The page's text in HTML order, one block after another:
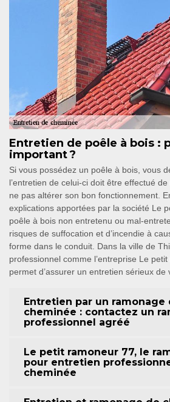
Entretien de poêle à bois :
important ?
Si vous possédez un poêle à bois, vous
l’entretien de celui-ci doit être effectué
ne pas altérer son bon fonctionnement.
explications apportées par la société Le
poêle à bois non entretenu ou mal-
risques de suffocation et d’incendie à
forme dans le conduit. Dans la ville de
professionnel comme l’entreprise Le
permet d’assurer un entretien sérieux de
Entretien par un ramonage
cheminée : contactez un
professionnel agréé
Le petit ramoneur 77, le
pour entretien
cheminée